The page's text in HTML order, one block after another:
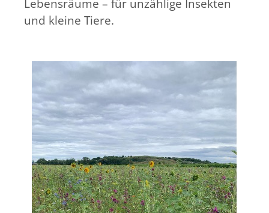
Lebensräume – für unzählige Insekten
und kleine Tiere.